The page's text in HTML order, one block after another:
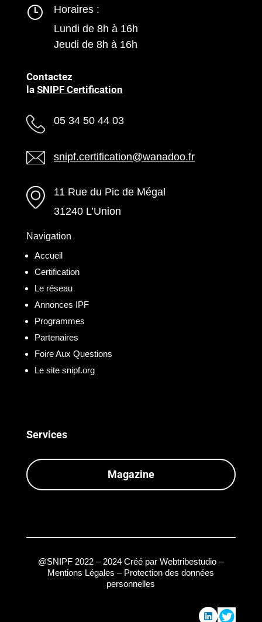
Horaires :
Lundi de 8h à 16h
Jeudi de 8h à 16h
Contactez
la SNIPF Certification
05 34 50 44 03
snipf.certification@wanadoo.fr
11 Rue du Pic de Mégal
31240 L’Union
Navigation
Accueil
Certification
Le réseau
Annonces IPF
Programmes
Partenaires
Foire Aux Questions
Le site snipf.org
Services
Magazine
@SNIPF 2022 – 2024 Créé parWebtribestudio –
Mentions Légales – Protection des données
personnelles